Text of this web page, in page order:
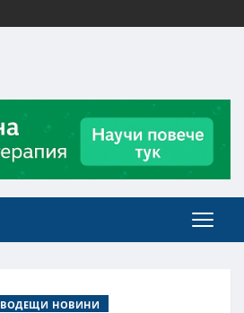
ВОДЕЩИ НОВИНИ